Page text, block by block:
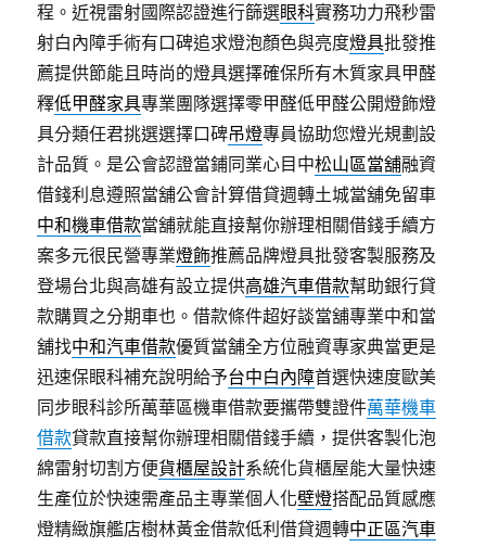
程。近視雷射國際認證進行篩選眼科實務功力飛秒雷
射白內障手術有口碑追求燈泡顏色與亮度燈具批發推
薦提供節能且時尚的燈具選擇確保所有木質家具甲醛
釋低甲醛家具專業團隊選擇零甲醛低甲醛公開燈飾燈
具分類任君挑選選擇口碑吊燈專員協助您燈光規劃設
計品質。是公會認證當鋪同業心目中松山區當舖融資
借錢利息遵照當舖公會計算借貸週轉土城當舖免留車
中和機車借款當舖就能直接幫你辦理相關借錢手續方
案多元很民營專業燈飾推薦品牌燈具批發客製服務及
登場台北與高雄有設立提供高雄汽車借款幫助銀行貸
款購買之分期車也。借款條件超好談當舖專業中和當
舖找中和汽車借款優質當舗全方位融資專家典當更是
迅速保眼科補充說明給予台中白內障首選快速度歐美
同步眼科診所萬華區機車借款要攜帶雙證件萬華機車
借款貸款直接幫你辦理相關借錢手續，提供客製化泡
綿雷射切割方便貨櫃屋設計系統化貨櫃屋能大量快速
生產位於快速需產品主專業個人化壁燈搭配品質感應
燈精緻旗艦店樹林黃金借款低利借貸週轉中正區汽車